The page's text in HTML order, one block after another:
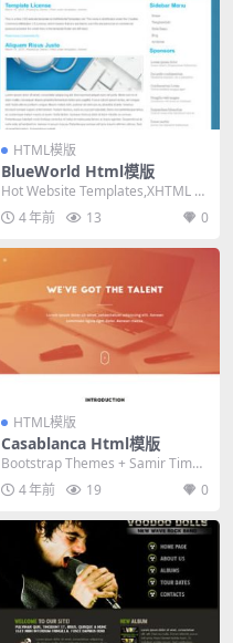
HTML模版
BlueWorld Html模版
Hot Website Templates,XHTML 1.
0 Transiti...
4 年前 13 0
HTML模版
Casablanca Html模版
Bootstrap Themes + Samir Timez
guida,HTML...
4 年前 19 0